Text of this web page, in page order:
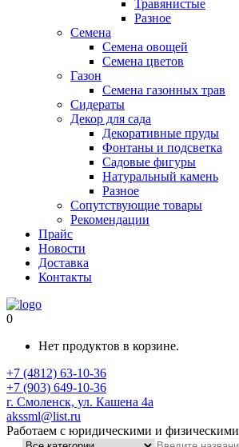
Травянистые
Разное
Семена
Семена овощей
Семена цветов
Газон
Семена газонных трав
Сидераты
Декор для сада
Декоративные пруды
Фонтаны и подсветка
Садовые фигуры
Натуральный камень
Разное
Сопутствующие товары
Рекомендации
Прайс
Новости
Доставка
Контакты
0
Нет продуктов в корзине.
+7 (4812) 63-10-36
+7 (903) 649-10-36
г. Смоленск, ул. Кашена 4а
akssml@list.ru
Работаем с юридическими и